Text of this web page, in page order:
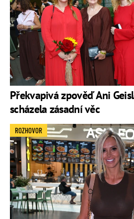
Překvapivá zpověď Ani
scházela zásadní věc
ROZHOVOR